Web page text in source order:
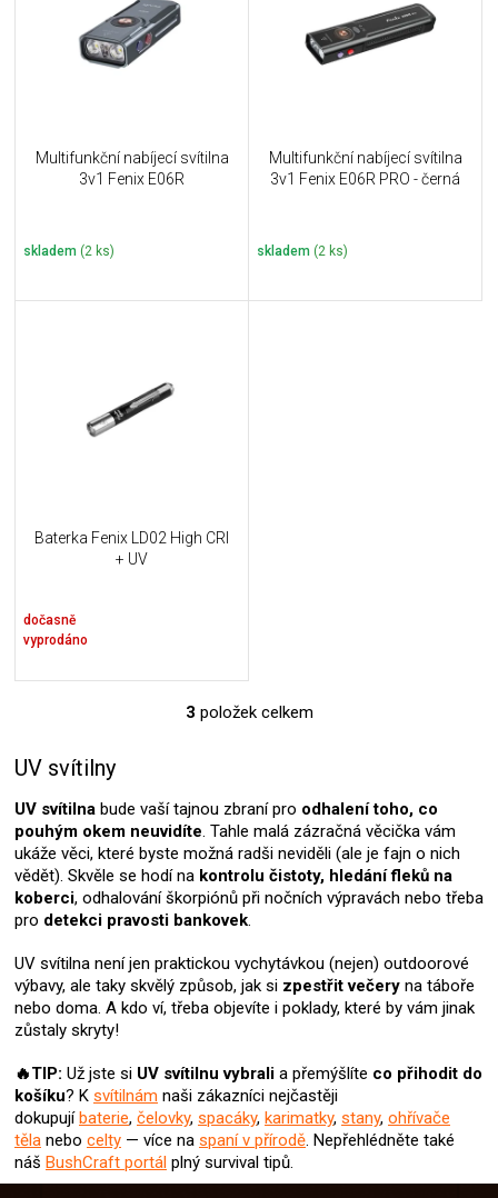
Multifunkční nabíjecí svítilna
3v1 Fenix E06R
skladem (2 ks)
Multifunkční nabíjecí svítilna
3v1 Fenix E06R PRO - černá
skladem (2 ks)
Baterka Fenix LD02 High CRI
+ UV
dočasně
vyprodáno
O
d
a
c
í
p
r
v
y
v
ý
s
u
3 položek celkem
UV svítilny
UV svítilna bude vaší tajnou zbraní pro odhalení toho, co
pouhým okem neuvidíte. Tahle malá zázračná věcička vám
ukáže věci, které byste možná radši neviděli (ale je fajn o nich
vědět). Skvěle se hodí na kontrolu čistoty, hledání fleků na
koberci, odhalování škorpiónů při nočních výpravách nebo třeba
pro detekci pravosti bankovek.
UV svítilna není jen praktickou vychytávkou (nejen) outdoorové
výbavy, ale taky skvělý způsob, jak si zpestřit večery na táboře
nebo doma. A kdo ví, třeba objevíte i poklady, které by vám jinak
zůstaly skryty!
🔥TIP: Už jste si UV svítilnuvybrali a přemýšlíte co přihodit do
košíku? K svítilnám naši zákazníci nejčastěji
dokupujíbaterie, čelovky, spacáky, karimatky, stany, ohřívače
těla nebo celty — více na spaní v přírodě. Nepřehlédněte také
náš BushCraft portál plný survival tipů.